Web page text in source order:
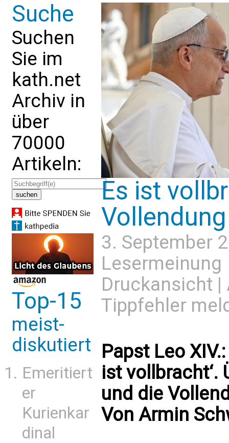
Suche
Suchen
Sie im
kath.net
Archiv in
über
70000
Artikeln:
Top-15
meist-
diskutiert
Emeritiert
er
Kurienkar
dinal
Es ist
3. September
Lesermeinung
Druckansicht |
Tippfehler
Papst Leo
ist vollbracht‘.
und die
Von Armin